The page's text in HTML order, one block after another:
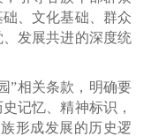
、文化基础、群众
发展共进的深度统
”相关条款，明确要
记忆、精神标识，
形成发展的历史逻